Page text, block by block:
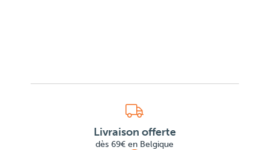
Livraison offerte
dès 69€ en Belgique